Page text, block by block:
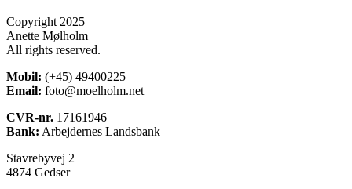
Copyright 2025
Anette Mølholm
All rights reserved.
Mobil: (+45) 49400225
Email: foto@moelholm.net
CVR-nr. 17161946
Bank: Arbejdernes Landsbank
Stavrebyvej 2
4874 Gedser